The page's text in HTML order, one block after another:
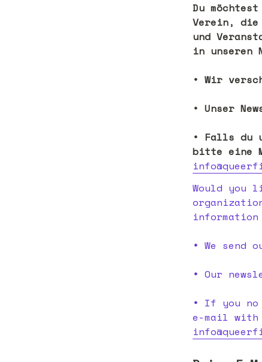
Du
Verein, die
und
in unseren
• Wir
• Unser
• Falls du
Would
• We send
• Our
• If you no